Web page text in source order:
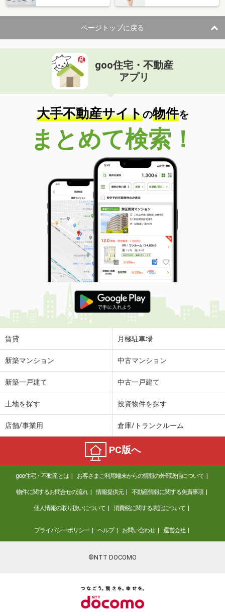
ページトップに戻る
goo住宅・不動産
アプリ
大手不動産サイトの物件を
まとめて検索！
賃貸 月極駐車場
新築マンション 中古マンション
新築一戸建て 中古一戸建て
土地を探す 投資物件を探す
店舗/事業用 倉庫/トランクルーム
PC版へ
goo住宅・不動産とは お客さまご利用端末からの情報の外部送信について
物件に関するお問合せの流れ 情報提供元 不動産情報に関する免責事項
個人情報の取り扱いについて 消費税に関する表記について
プライバシーポリシー ヘルプ お問い合わせ 運営会社
©NTT DOCOMO